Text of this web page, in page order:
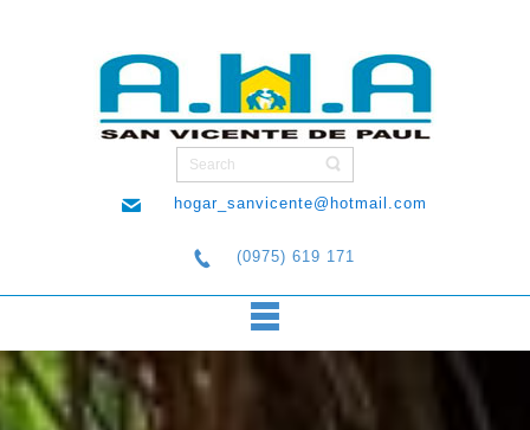
hogar_sanvicente@hotmail.com
(0975) 619 171